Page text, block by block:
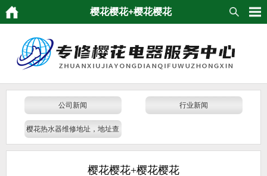
樱花樱花+樱花樱花
公司新闻 行业新闻
樱花热水器维修地址，地址查
樱花樱花+樱花樱花